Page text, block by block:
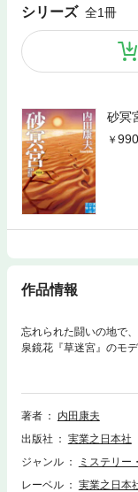
シリーズ 全1冊
砂冥
990
作品情報
忘れられた闘いの地で
泉鏡花『草迷宮』のモ
雑誌「旅と歴史」の特
「安宅の関」で死体と
を手掛かりに浅見が辿
て第二の殺人が発生し
著者
内田康夫
出版社
実業之日本社
ジャンル
ミステリー
レーベル
実業之日本